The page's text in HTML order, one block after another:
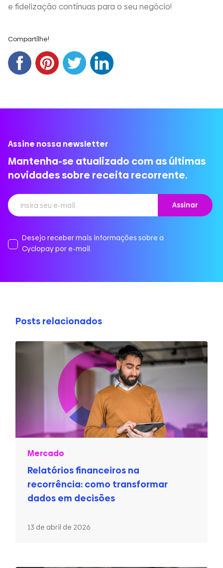
e fidelização contínuas para o seu negócio!
Compartilhe!
Assine nossa newsletter
Mantenha-se atualizado com as últimas
novidades sobre receita recorrente.
Desejo receber mais informações sobre a
Cyclopay por e-mail.
Posts relacionados
Mercado
Relatórios financeiros na
recorrência: como transformar
dados em decisões
13 de abril de 2026